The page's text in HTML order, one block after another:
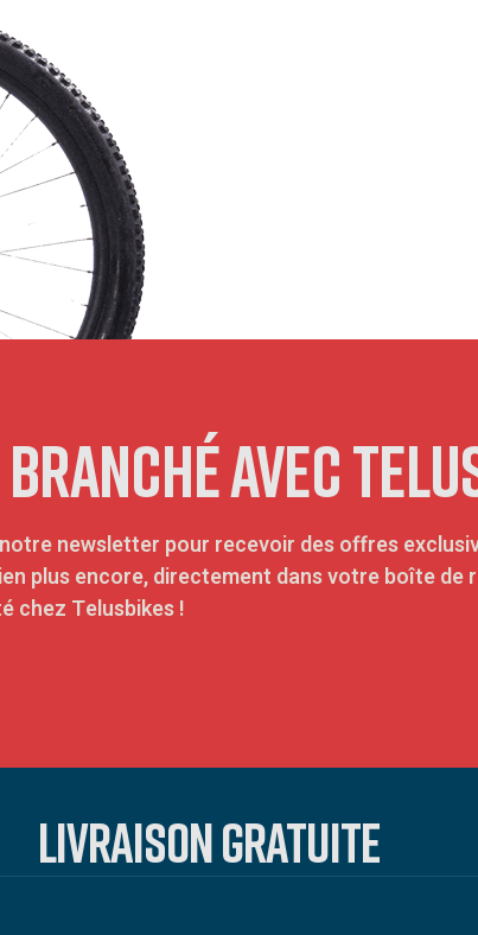
AVEC
newsletter pour recevoir des offres
plus encore, directement dans votre boîte de
chez Telusbikes !
LIVRAISON GRATUITE